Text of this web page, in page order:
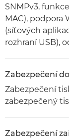
SNMPv3,
MAC), podpora
(síťových
rozhraní USB),
Zabezpečení
Zabezpečení
zabezpečený
Zabezpečení